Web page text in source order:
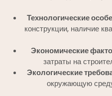
Технологические
конструкции, наличие
Экономические
затраты на
Экологические
окружающую